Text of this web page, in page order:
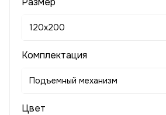
120x200
Комплектация
Подъемный механизм
Цвет